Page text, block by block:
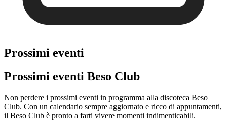
Prossimi eventi
Prossimi eventi Beso Club
Non perdere i prossimi eventi in programma alla discoteca Beso
Club. Con un calendario sempre aggiornato e ricco di appuntamenti,
il Beso Club è pronto a farti vivere momenti indimenticabili.